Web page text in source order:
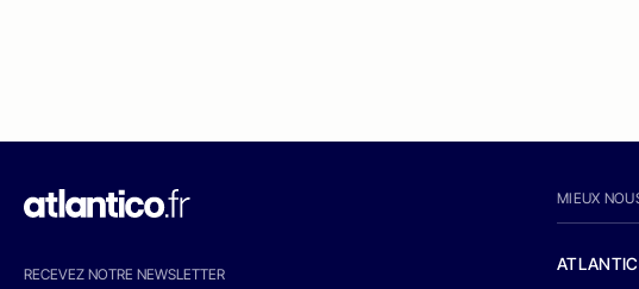
RECEVEZ NOTRE NEWSLETTER
MIEUX